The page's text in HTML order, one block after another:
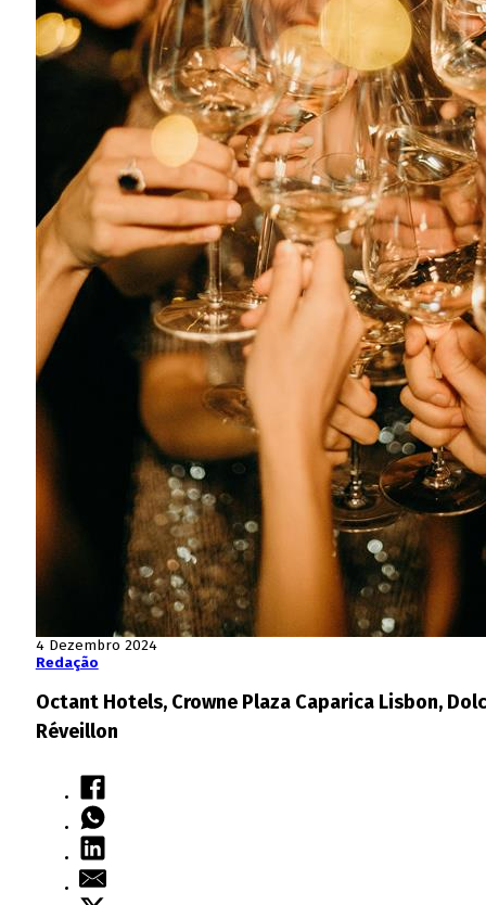
4 Dezembro 2024
Redação
Octant Hotels, Crowne Plaza Caparica Lisbon,
Réveillon